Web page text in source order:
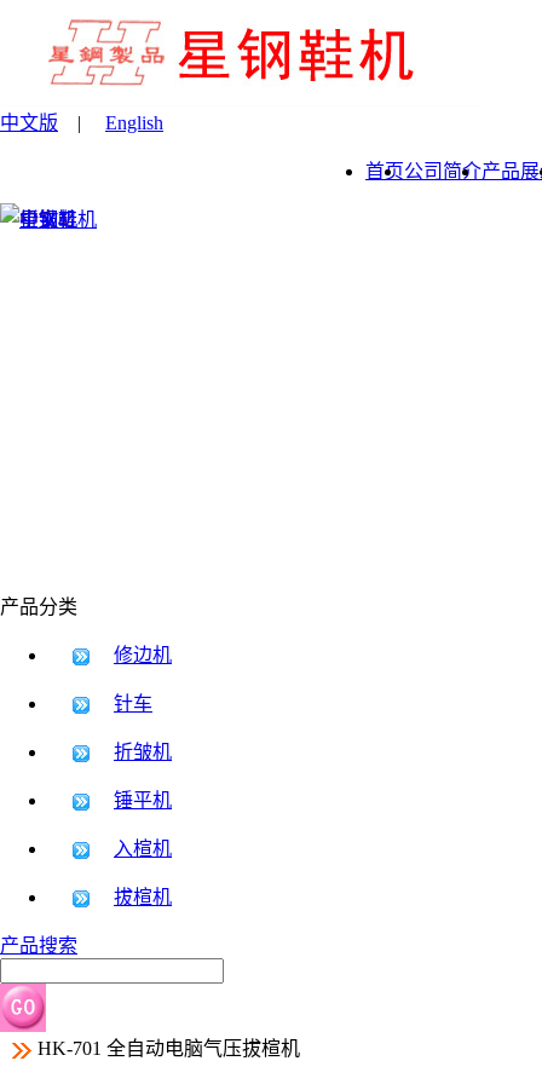
中文版 | English
首页公司简介产品
产品分类
修边机
针车
折皱机
锤平机
入楦机
拔楦机
产品搜索
HK-701 全自动电脑气压拔楦机